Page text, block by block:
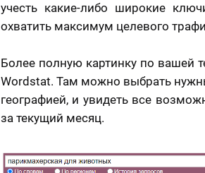
учесть какие-либо широкие
охватить максимум целевого
Более полную картинку по вашей
Wordstat. Там можно выбрать
географией, и увидеть все
за текущий месяц.